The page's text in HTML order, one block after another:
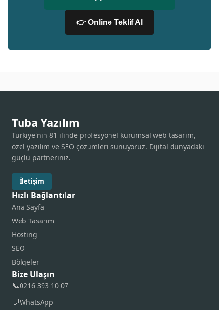
👉 Online Teklif Al
Tuba Yazılım
Türkiye'nin 81 ilinde profesyonel kurumsal web tasarım,
özel yazılım ve SEO çözümleri sunuyoruz. Dijital dünyadaki
güçlü partneriniz.
İletişim
Hızlı Bağlantılar
Ana Sayfa
Web Tasarım
Hosting
SEO
Bölgeler
Bize Ulaşın
📞0216 393 10 07
💬WhatsApp